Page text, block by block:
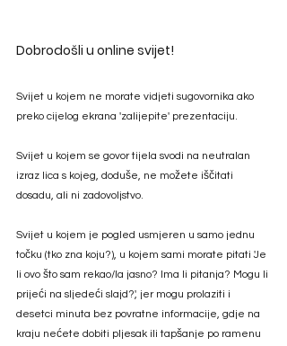
Dobrodošli u online svijet!
Svijet u kojem ne morate vidjeti sugovornika ako
preko cijelog ekrana 'zalijepite' prezentaciju.
Svijet u kojem se govor tijela svodi na neutralan
izraz lica s kojeg, doduše, ne možete iščitati
dosadu, ali ni zadovoljstvo.
Svijet u kojem je pogled usmjeren u samo jednu
točku (tko zna koju?), u kojem sami morate pitati 'Je
li ovo što sam rekao/la jasno? Ima li pitanja? Mogu li
prijeći na sljedeći slajd?', jer mogu prolaziti i
desetci minuta bez povratne informacije, gdje na
kraju nećete dobiti pljesak ili tapšanje po ramenu